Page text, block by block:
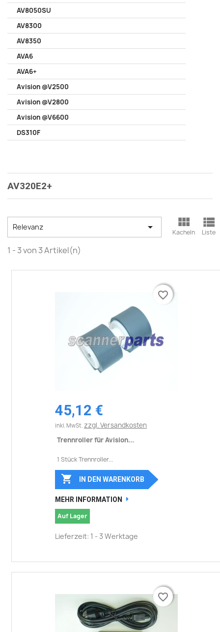
AV8050SU
AV8300
AV8350
AVA6
AVA6+
Avision @V2500
Avision @V2800
Avision @V6600
DS310F
AV320E2+
Relevanz  
Kacheln

Liste
1 - 3 von 3 Artikel(n)
45,12 €
inkl. MwSt. zzgl. Versandkosten
Trennroller für Avision...
1 Stück Trennroller...
favorite_border
 IN DEN WARENKORB
MEHR INFORMATION
Auf Lager
Lieferzeit: 1 - 3 Werktage
favorite_border
favorite_border
favorite_border